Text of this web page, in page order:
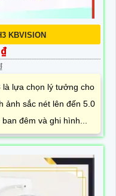
KBVISION
là lựa chọn lý tưởng cho
ảnh sắc nét lên đến 5.0
đêm và ghi hình...